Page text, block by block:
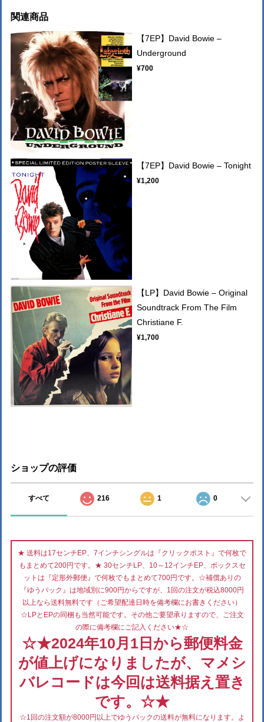
関連商品
【7EP】David Bowie –
Underground
¥700
【7EP】David Bowie – Tonight
¥1,200
【LP】David Bowie – Original
Soundtrack From The Film
Christiane F.
¥1,700
ショップの評価
すべて 216 1 0
★ 送料は17センチEP、7インチシングルは『クリックポスト』で何枚で
もまとめて200円です。★ 30センチLP、10～12インチEP、ボックスセ
ットは『定形外郵便』で何枚でもまとめて700円です。☆補償ありの
『ゆうパック』は地域別に900円からですが、1回の注文が税込8000円
以上なら送料無料です（ご希望配達日時を備考欄にお書きください）
☆LPとEPの同梱も当然可能です。その他ご要望承りますので、ご注文
の際に備考欄にご記入ください★☆
☆★2024年10月1日から郵便料金
が値上げになりましたが、マメシ
バレコードは今回は送料据え置き
です。☆★
☆1回の注文額が8000円以上でゆうパックの送料が無料になります。よ